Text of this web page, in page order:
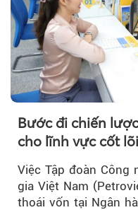
Bước đi chiến
cho lĩnh vực cốt lõi
Việc Tập đoàn Công
gia Việt Nam
thoái vốn tại Ngân